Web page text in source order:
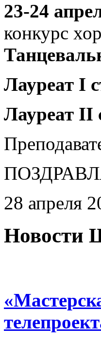
23-24
конкурс
Лауреат I
Лауреат II
28 апреля